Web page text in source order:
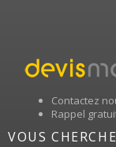
Contactez
Rappel
VOUS